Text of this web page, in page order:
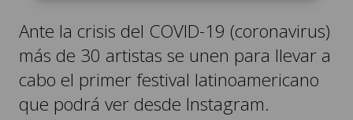
Ante la crisis del COVID-19 (coronavirus)
más de 30 artistas se unen para llevar a
cabo el primer festival latinoamericano
que podrá ver desde Instagram.